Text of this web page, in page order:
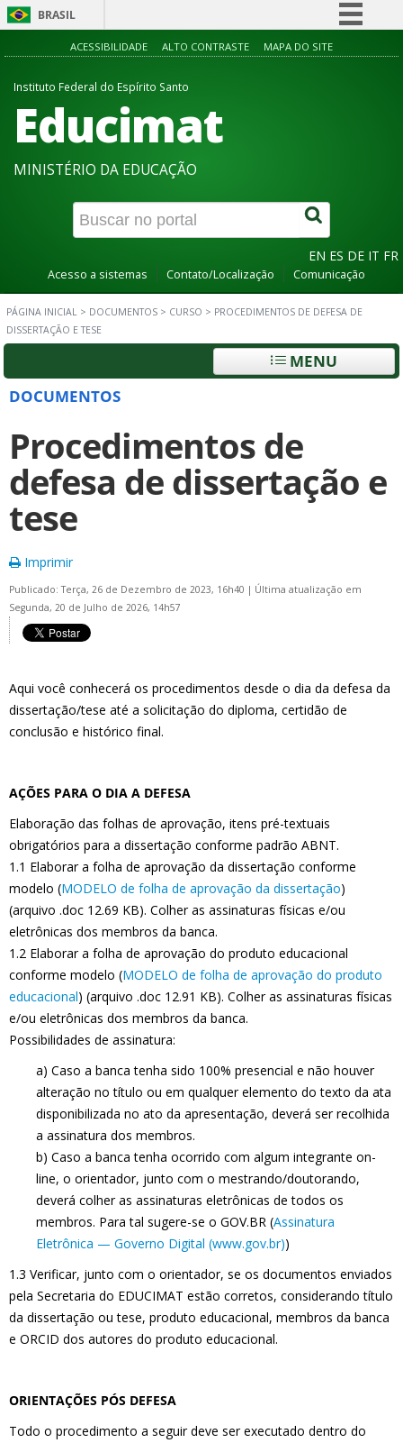
BRASIL
Simplifique!
ACESSIBILIDADE ALTO CONTRASTE MAPA DO SITE
Instituto Federal do Espírito Santo
Educimat
MINISTÉRIO DA EDUCAÇÃO
EN ES DE IT FR
Acesso a sistemas Contato/Localização Comunicação
PÁGINA INICIAL > DOCUMENTOS > CURSO > PROCEDIMENTOS DE DEFESA DE
DISSERTAÇÃO E TESE
MENU
DOCUMENTOS
Procedimentos de
defesa de dissertação e
tese
Imprimir
Publicado: Terça, 26 de Dezembro de 2023, 16h40 | Última atualização em
Segunda, 20 de Julho de 2026, 14h57
Aqui você conhecerá os procedimentos desde o dia da defesa da
dissertação/tese até a solicitação do diploma, certidão de
conclusão e histórico final.
AÇÕES PARA O DIA A DEFESA
Elaboração das folhas de aprovação, itens pré-textuais
obrigatórios para a dissertação conforme padrão ABNT.
1.1 Elaborar a folha de aprovação da dissertação conforme
modelo (MODELO de folha de aprovação da dissertação)
(arquivo .doc 12.69 KB). Colher as assinaturas físicas e/ou
eletrônicas dos membros da banca.
1.2 Elaborar a folha de aprovação do produto educacional
conforme modelo (MODELO de folha de aprovação do produto
educacional) (arquivo .doc 12.91 KB). Colher as assinaturas físicas
e/ou eletrônicas dos membros da banca.
Possibilidades de assinatura:
a) Caso a banca tenha sido 100% presencial e não houver
alteração no título ou em qualquer elemento do texto da ata
disponibilizada no ato da apresentação, deverá ser recolhida
a assinatura dos membros.
b) Caso a banca tenha ocorrido com algum integrante on-
line, o orientador, junto com o mestrando/doutorando,
deverá colher as assinaturas eletrônicas de todos os
membros. Para tal sugere-se o GOV.BR (Assinatura
Eletrônica — Governo Digital (www.gov.br))
1.3 Verificar, junto com o orientador, se os documentos enviados
pela Secretaria do EDUCIMAT estão corretos, considerando título
da dissertação ou tese, produto educacional, membros da banca
e ORCID dos autores do produto educacional.
ORIENTAÇÕES PÓS DEFESA
Todo o procedimento a seguir deve ser executado dentro do